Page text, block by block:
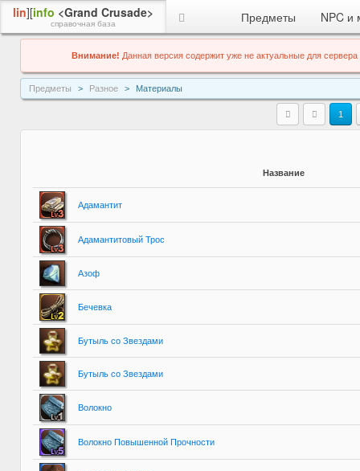
lin][info <Grand Crusade>
справочная база Предметы NPC и
Внимание! Данная версия содержит уже не актуальные для сервера
Предметы Разное Материалы
1
Название
Адамантит
Адамантитовый Трос
Азоф
Бечевка
Бутыль со Звездами
Бутыль со Звездами
Волокно
Волокно Повышенной Прочности